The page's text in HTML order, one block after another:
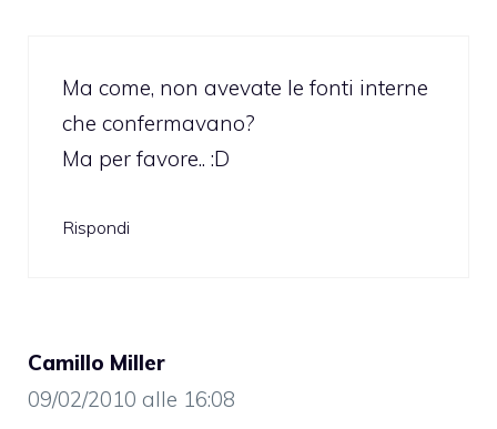
Ma come, non avevate le fonti interne
che confermavano?
Ma per favore.. :D
Rispondi
Camillo Miller
09/02/2010 alle 16:08